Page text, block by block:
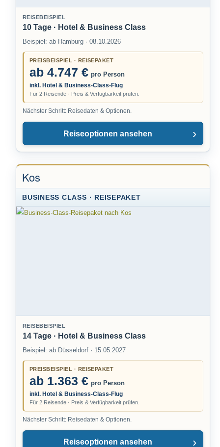
REISEBEISPIEL
10 Tage · Hotel & Business Class
Beispiel: ab Hamburg · 08.10.2026
PREISBEISPIEL · REISEPAKET
ab 4.747 € pro Person
inkl. Hotel & Business-Class-Flug
Für 2 Reisende · Preis & Verfügbarkeit prüfen.
Nächster Schritt: Reisedaten & Optionen.
Reiseoptionen ansehen
Kos
BUSINESS CLASS · REISEPAKET
REISEBEISPIEL
14 Tage · Hotel & Business Class
Beispiel: ab Düsseldorf · 15.05.2027
PREISBEISPIEL · REISEPAKET
ab 1.363 € pro Person
inkl. Hotel & Business-Class-Flug
Für 2 Reisende · Preis & Verfügbarkeit prüfen.
Nächster Schritt: Reisedaten & Optionen.
Reiseoptionen ansehen